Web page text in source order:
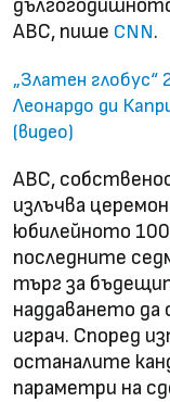
ABC, пише CNN.
„Златен глобус“
Леонардо ди
(видео)
ABC,
излъчва
юбилейното
последните
търг за
наддаването да
играч. Според
останалите
параметри на